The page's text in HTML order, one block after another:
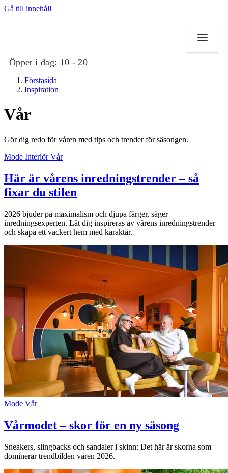
Gå till innehåll
Öppet i dag: 10 - 20
Mat och dryck
Erbjudanden
Kundklubb
Inspiration
Öppettider
Praktisk information
Lediga jobb
Presentkort
Min Shopping-app
Förstasida
Inspiration
Vår
Gör dig redo för våren med tips och trender för säsongen.
Mode Interiör Vår
Här är vårens inredningstrender – så
fixar du stilen
2026 bjuder på maximalism och djupa färger, säger
inredningsexperten. Låt dig inspireras av vårens inredningstrender
och skapa ett vackert hem med karaktär.
Mode Vår
Vårmodet – skor för en ny säsong
Sneakers, slingbacks och sandaler i skinn: Det här är skorna som
dominerar trendbilden våren 2026.